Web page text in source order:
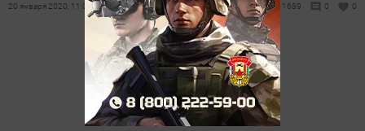
20 января 2020, 11:03 1689 0 0